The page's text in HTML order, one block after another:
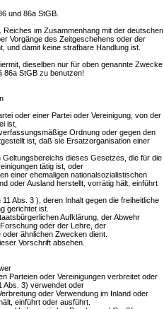
und 86a StGB.
im Zusammenhang mit der deutschen
Vorgänge des Zeitgeschehens oder der
und damit keine strafbare Handlung ist.
dieselben nur für oben genannte Zwecke
86a StGB zu benutzen!
oder einer Partei oder Vereinigung, von der
ist,
Ordnung oder gegen den
ist, daß sie Ersatzorganisation einer
dieses Gesetzes, die für die
tätig ist, oder
einer ehemaligen nationalsozialistischen
oder Ausland herstellt, vorrätig hält, einführt
Abs. 3 ), deren Inhalt gegen die freiheitliche
gerichtet ist.
Aufklärung, der Abwehr
oder der Lehre, der
ähnlichen Zwecken dient.
Vorschrift absehen.
Parteien oder Vereinigungen verbreitet oder
Abs. 3) verwendet oder
oder Verwendung im Inland oder
einführt oder ausführt.